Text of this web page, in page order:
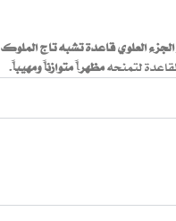
الجزء العلوي قاعدة تشبه تاج الملوك
لتمنحهمظهراً متوازناً ومهيباً.